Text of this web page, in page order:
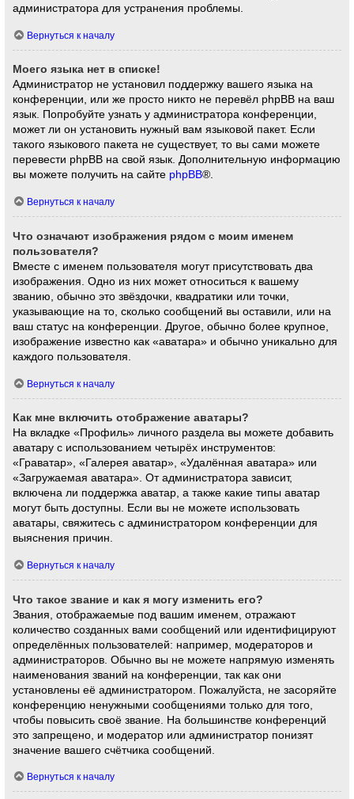
администратора для устранения проблемы.
Вернуться к началу
Моего языка нет в списке!
Администратор не установил поддержку вашего языка на
конференции, или же просто никто не перевёл phpBB на ваш
язык. Попробуйте узнать у администратора конференции,
может ли он установить нужный вам языковой пакет. Если
такого языкового пакета не существует, то вы сами можете
перевести phpBB на свой язык. Дополнительную информацию
вы можете получить на сайте phpBB®.
Вернуться к началу
Что означают изображения рядом с моим именем
пользователя?
Вместе с именем пользователя могут присутствовать два
изображения. Одно из них может относиться к вашему
званию, обычно это звёздочки, квадратики или точки,
указывающие на то, сколько сообщений вы оставили, или на
ваш статус на конференции. Другое, обычно более крупное,
изображение известно как «аватара» и обычно уникально для
каждого пользователя.
Вернуться к началу
Как мне включить отображение аватары?
На вкладке «Профиль» личного раздела вы можете добавить
аватару с использованием четырёх инструментов:
«Граватар», «Галерея аватар», «Удалённая аватара» или
«Загружаемая аватара». От администратора зависит,
включена ли поддержка аватар, а также какие типы аватар
могут быть доступны. Если вы не можете использовать
аватары, свяжитесь с администратором конференции для
выяснения причин.
Вернуться к началу
Что такое звание и как я могу изменить его?
Звания, отображаемые под вашим именем, отражают
количество созданных вами сообщений или идентифицируют
определённых пользователей: например, модераторов и
администраторов. Обычно вы не можете напрямую изменять
наименования званий на конференции, так как они
установлены её администратором. Пожалуйста, не засоряйте
конференцию ненужными сообщениями только для того,
чтобы повысить своё звание. На большинстве конференций
это запрещено, и модератор или администратор понизят
значение вашего счётчика сообщений.
Вернуться к началу